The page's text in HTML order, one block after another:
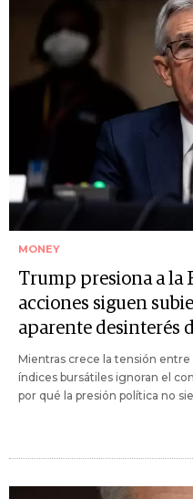
MONEY
Trump presiona a la
acciones siguen
aparente desinterés
Mientras crece la tensión entre
índices bursátiles ignoran el
por qué la presión política no